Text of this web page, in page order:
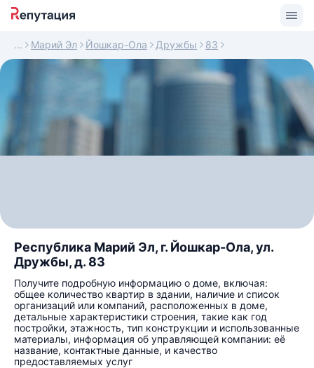
Марий Эл Йошкар-Ола Дружбы 83
Республика Марий Эл, г. Йошкар-Ола, ул.
Дружбы, д. 83
Получите подробную информацию о доме, включая:
общее количество квартир в здании, наличие и список
организаций или компаний, расположенных в доме,
детальные характеристики строения, такие как год
постройки, этажность, тип конструкции и использованные
материалы, информация об управляющей компании: её
название, контактные данные, и качество
предоставляемых услуг